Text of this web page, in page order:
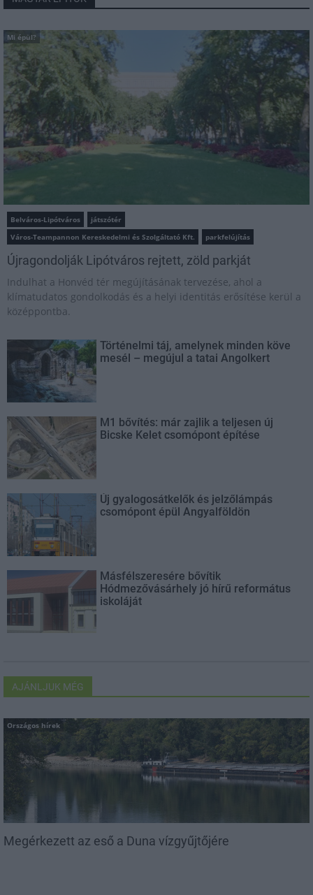
Mi épül?
Belváros-Lipótváros
játszótér
Város-Teampannon Kereskedelmi és Szolgáltató Kft.
parkfelújítás
Újragondolják Lipótváros rejtett, zöld parkját
Indulhat a Honvéd tér megújításának tervezése, ahol a
klímatudatos gondolkodás és a helyi identitás erősítése kerül a
középpontba.
Történelmi táj, amelynek minden köve
mesél – megújul a tatai Angolkert
M1 bővítés: már zajlik a teljesen új
Bicske Kelet csomópont építése
Új gyalogosátkelők és jelzőlámpás
csomópont épül Angyalföldön
Másfélszeresére bővítik
Hódmezővásárhely jó hírű református
iskoláját
AJÁNLJUK MÉG
Országos hírek
Megérkezett az eső a Duna vízgyűjtőjére